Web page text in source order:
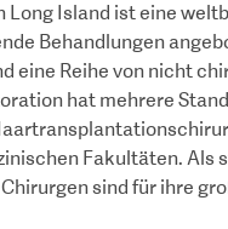
Long Island ist eine
Behandlungen
eine Reihe von nicht
hat mehrere
Fakultäten. Als
sind für ihre